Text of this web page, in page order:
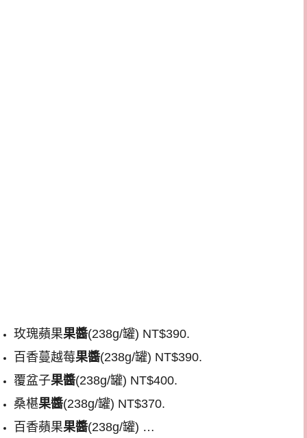
玫瑰蘋果果醬(238g/罐) NT$390.
百香蔓越莓果醬(238g/罐) NT$390.
覆盆子果醬(238g/罐) NT$400.
桑椹果醬(238g/罐) NT$370.
百香蘋果果醬(238g/罐) …